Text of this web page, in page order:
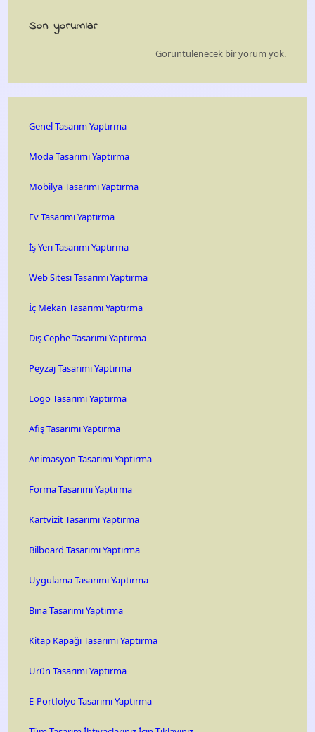
Son yorumlar
Görüntülenecek bir yorum yok.
Genel Tasarım Yaptırma
Moda Tasarımı Yaptırma
Mobilya Tasarımı Yaptırma
Ev Tasarımı Yaptırma
İş Yeri Tasarımı Yaptırma
Web Sitesi Tasarımı Yaptırma
İç Mekan Tasarımı Yaptırma
Dış Cephe Tasarımı Yaptırma
Peyzaj Tasarımı Yaptırma
Logo Tasarımı Yaptırma
Afiş Tasarımı Yaptırma
Animasyon Tasarımı Yaptırma
Forma Tasarımı Yaptırma
Kartvizit Tasarımı Yaptırma
Bilboard Tasarımı Yaptırma
Uygulama Tasarımı Yaptırma
Bina Tasarımı Yaptırma
Kitap Kapağı Tasarımı Yaptırma
Ürün Tasarımı Yaptırma
E-Portfolyo Tasarımı Yaptırma